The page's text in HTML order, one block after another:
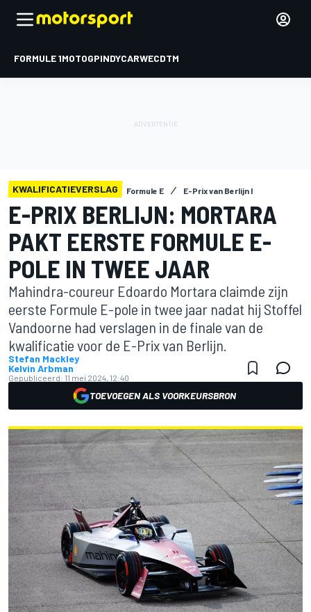
FORMULE 1MOTOGPINDYCARWECDTM
KWALIFICATIEVERSLAG Formule E E-Prix van Berlijn I
E-PRIX BERLIJN: MORTARA
PAKT EERSTE FORMULE E-
POLE IN TWEE JAAR
Mahindra-coureur Edoardo Mortara claimde zijn
eerste Formule E-pole in twee jaar nadat hij Stoffel
Vandoorne had verslagen in de finale van de
kwalificatie voor de E-Prix van Berlijn.
Stefan Mackley
Kelvin Arbman
Gepubliceerd: 11 mei 2024, 12:40
TOEVOEGEN ALS VOORKEURSBRON